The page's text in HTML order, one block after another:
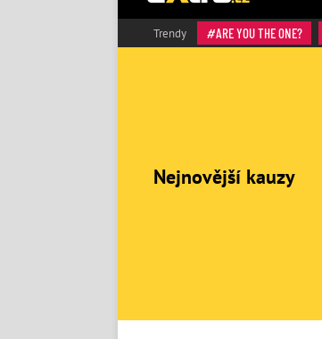
Trendy ARE YOU THE ONE?
Nejnovější kauzy